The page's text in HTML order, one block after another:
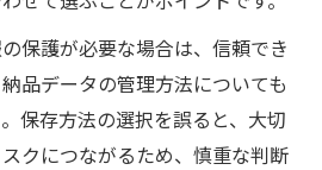
保護が必要な場合は、信頼でき
品データの管理方法についても
保存方法の選択を誤ると、大切
クにつながるため、慎重な判断